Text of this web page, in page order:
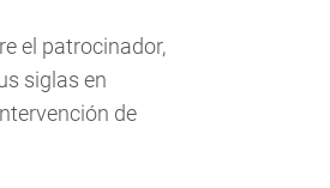
el patrocinador,
siglas en
de